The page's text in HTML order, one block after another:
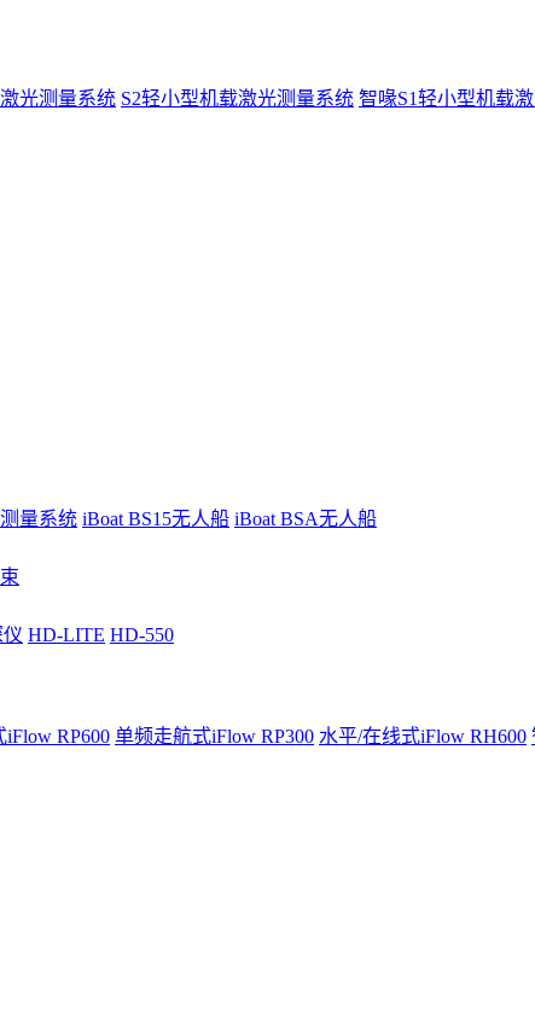
光测量系统 S2轻小型机载激光测量系统 智喙S1轻小型机载
量系统 iBoat BS15无人船 iBoat BSA无人船
HD-LITE HD-550
RP600 单频走航式iFlow RP300 水平/在线式iFlow RH600